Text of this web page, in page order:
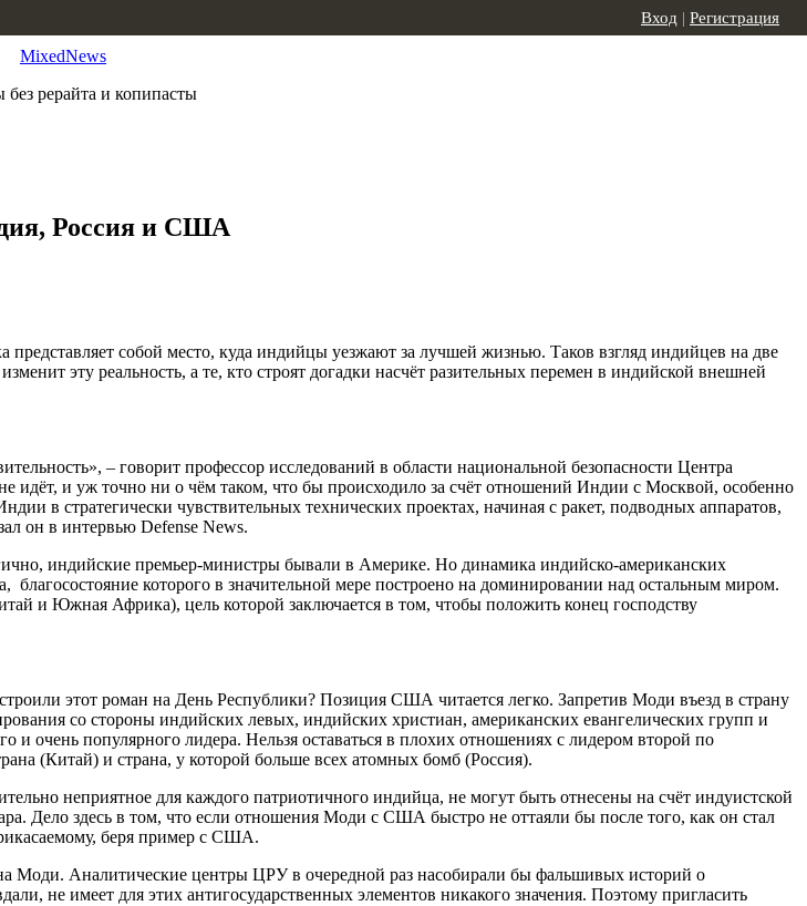
MixedNews
без рерайта и копипасты
Вход | Регистрация
Россия и США
собой место, куда индийцы уезжают за лучшей жизнью. Таков взгляд индийцев на две
эту реальность, а те, кто строят догадки насчёт разительных перемен в индийской внешней
– говорит профессор исследований в области национальной безопасности Центра
идёт, и уж точно ни о чём таком, что бы происходило за счёт отношений Индии с Москвой, особенно
в стратегически чувствительных технических проектах, начиная с ракет, подводных аппаратов,
он в интервью Defense News.
индийские премьер-министры бывали в Америке. Но динамика индийско-американских
которого в значительной мере построено на доминировании над остальным миром.
и Южная Африка), цель которой заключается в том, чтобы положить конец господству
этот роман на День Республики? Позиция США читается легко. Запретив Моди въезд в страну
со стороны индийских левых, индийских христиан, американских евангелических групп и
очень популярного лидера. Нельзя оставаться в плохих отношениях с лидером второй по
(Китай) и страна, у которой больше всех атомных бомб (Россия).
неприятное для каждого патриотичного индийца, не могут быть отнесены на счёт индуистской
Дело здесь в том, что если отношения Моди с США быстро не оттаяли бы после того, как он стал
беря пример с США.
Аналитические центры ЦРУ в очередной раз насобирали бы фальшивых историй о
не имеет для этих антигосударственных элементов никакого значения. Поэтому пригласить